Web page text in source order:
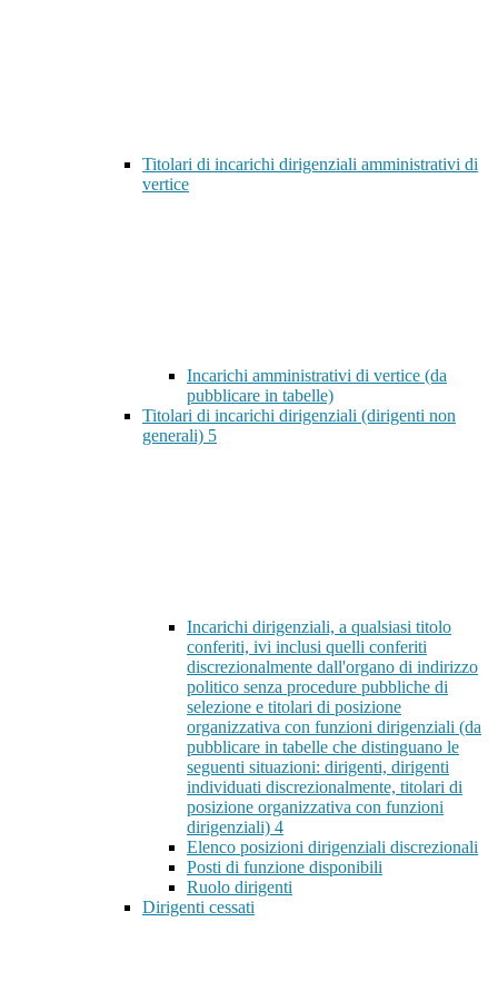
Titolari di incarichi dirigenziali amministrativi di
vertice
Incarichi amministrativi di vertice (da
pubblicare in tabelle)
Titolari di incarichi dirigenziali (dirigenti non
generali) 5
Incarichi dirigenziali, a qualsiasi titolo
conferiti, ivi inclusi quelli conferiti
discrezionalmente dall'organo di indirizzo
politico senza procedure pubbliche di
selezione e titolari di posizione
organizzativa con funzioni dirigenziali (da
pubblicare in tabelle che distinguano le
seguenti situazioni: dirigenti, dirigenti
individuati discrezionalmente, titolari di
posizione organizzativa con funzioni
dirigenziali) 4
Elenco posizioni dirigenziali discrezionali
Posti di funzione disponibili
Ruolo dirigenti
Dirigenti cessati